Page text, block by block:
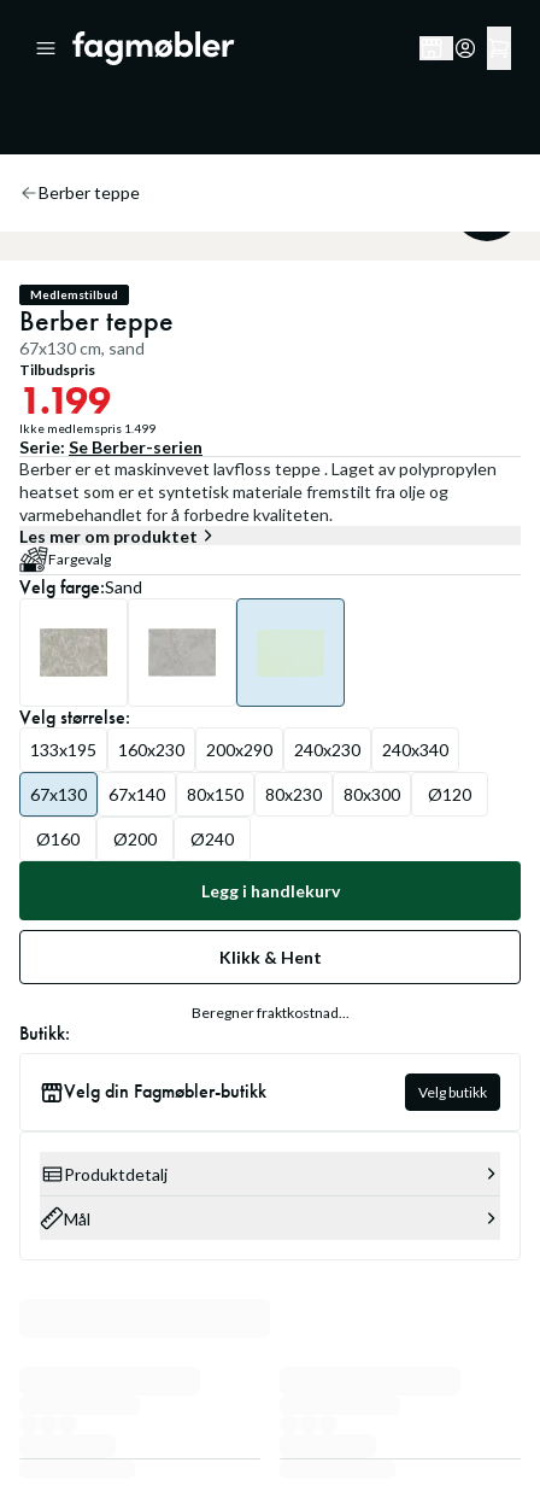
Berber teppe
Medlemstilbud
Berber teppe
67x130 cm, sand
Tilbudspris
1.199
Ikke medlemspris 1.499
Serie: Se Berber-serien
Berber er et maskinvevet lavfloss teppe . Laget av polypropylen
heatset som er et syntetisk materiale fremstilt fra olje og
varmebehandlet for å forbedre kvaliteten.
Les mer om produktet
Fargevalg
Velgfarge:Sand
Velgstørrelse:
133x195 160x230 200x290 240x230 240x340
67x130 67x140 80x150 80x230 80x300 Ø120
Ø160 Ø200 Ø240
Legg i handlekurv
Klikk & Hent
Beregner fraktkostnad...
Butikk:
Velg din Fagmøbler-butikk Velg butikk
Produktdetalj
Mål